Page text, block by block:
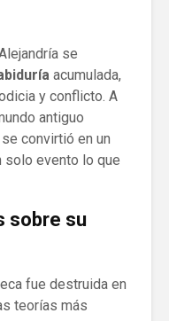
se
acumulada,
y conflicto. A
antiguo
convirtió en un
solo evento lo que
sobre su
fue destruida en
teorías más